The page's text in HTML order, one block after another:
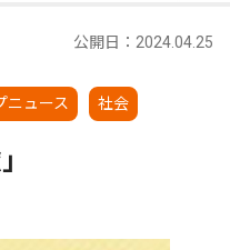
ニュース 社会
公開日：2024.04.25